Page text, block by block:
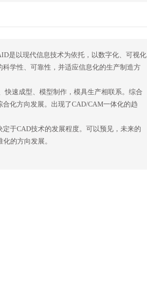
是以现代信息技术为依托，以数字化、可视化
学性、可靠性，并适应信息化的生产制造方
速成型、模型制作，模具生产相联系。综合
化方向发展。出现了CAD/CAM一体化的趋
于CAD技术的发展程度。可以预见，未来的
的方向发展。